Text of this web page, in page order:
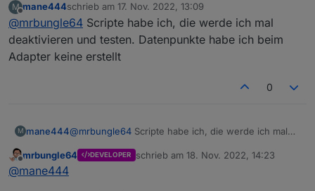
Laufen vielleicht irgendwelche Skripts für den
Deebot (die vielleicht zu oft getriggert werden)?
Oder (was auch schon vorgekommen ist) hast Du
unter "ecovacs-deebot.0" manuell Datenpunkte
erstellt?
M
Offline
mane444schrieb am 17. Nov. 2022, 13:09
zuletzt editiert von
@mrbungle64 Scripte habe ich, die werde ich mal
deaktivieren und testen. Datenpunkte habe ich beim
Adapter keine erstellt
0
M mane444@mrbungle64 Scripte habe ich, die werde ich mal
Adapter keine erstellt
mrbungle64 DEVELOPER schrieb am 18. Nov. 2022, 14:23
zuletzt editiert von
@mane444